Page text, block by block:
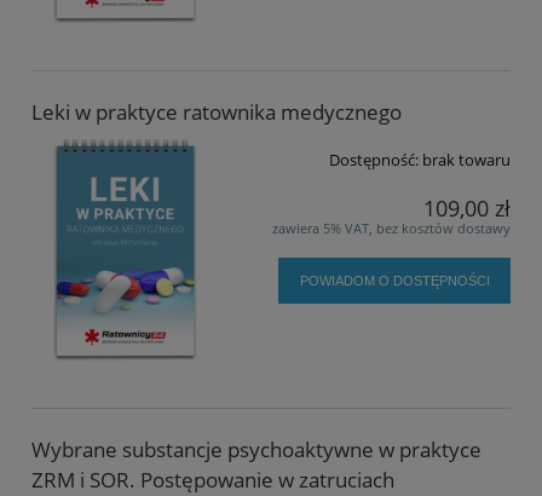
Leki w praktyce ratownika medycznego
Dostępność: brak towaru
109,00 zł
zawiera 5% VAT, bez kosztów dostawy
POWIADOM O DOSTĘPNOŚCI
Wybrane substancje psychoaktywne w praktyce
ZRM i SOR. Postępowanie w zatruciach